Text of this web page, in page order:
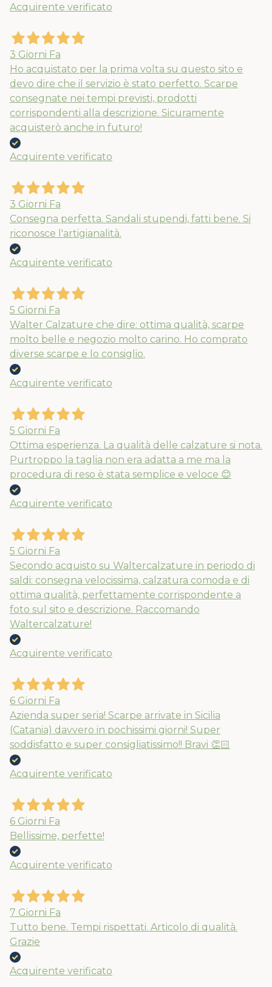
Acquirente verificato
3 Giorni Fa
Ho acquistato per la prima volta su questo sito e
devo dire che il servizio è stato perfetto. Scarpe
consegnate nei tempi previsti, prodotti
corrispondenti alla descrizione. Sicuramente
acquisterò anche in futuro!
Acquirente verificato
3 Giorni Fa
Consegna perfetta. Sandali stupendi, fatti bene. Si
riconosce l'artigianalità.
Acquirente verificato
5 Giorni Fa
Walter Calzature che dire: ottima qualità, scarpe
molto belle e negozio molto carino. Ho comprato
diverse scarpe e lo consiglio.
Acquirente verificato
5 Giorni Fa
Ottima esperienza. La qualità delle calzature si nota.
Purtroppo la taglia non era adatta a me ma la
procedura di reso è stata semplice e veloce 😊
Acquirente verificato
5 Giorni Fa
Secondo acquisto su Waltercalzature in periodo di
saldi: consegna velocissima, calzatura comoda e di
ottima qualità, perfettamente corrispondente a
foto sul sito e descrizione. Raccomando
Waltercalzature!
Acquirente verificato
6 Giorni Fa
Azienda super seria! Scarpe arrivate in Sicilia
(Catania) davvero in pochissimi giorni! Super
soddisfatto e super consigliatissimo!! Bravi 👏🏻
Acquirente verificato
6 Giorni Fa
Bellissime, perfette!
Acquirente verificato
7 Giorni Fa
Tutto bene. Tempi rispettati. Articolo di qualità.
Grazie
Acquirente verificato